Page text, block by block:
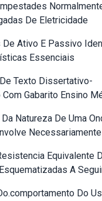
De Eletricidade
Ativo E Passivo
Essenciais
Texto Dissertativo-
Gabarito Ensino
Natureza De Uma
Necessariamente
Equivalente
A
Do